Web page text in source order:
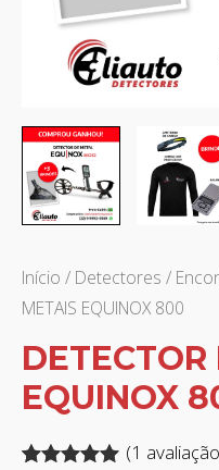
Início / Detectores /
METAIS EQUINOX 800
EQUINOX
(1